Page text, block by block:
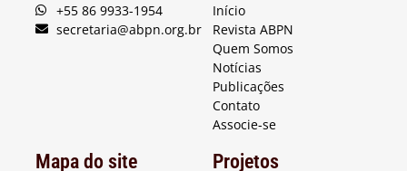
+55 86 9933-1954
secretaria@abpn.org.br
Início
Revista ABPN
Quem Somos
Notícias
Publicações
Contato
Associe-se
Mapa do site Projetos